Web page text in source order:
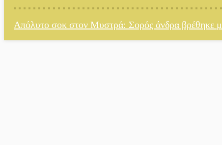
Απόλυτο σοκ στον Μυστρά: Σορός άνδρα βρέθηκε